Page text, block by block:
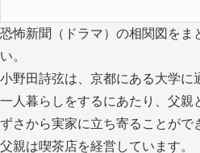
恐怖新聞（ドラマ）の相関図をま
い。
小野田詩弦は、京都にある大学に
一人暮らしをするにあたり、父親
ずさから実家に立ち寄ることがで
父親は喫茶店を経営しています。